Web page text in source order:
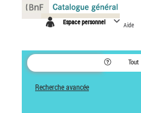
Espace personnel Aide
Tout
Recherche avancée
Panneau de gestion des cookies